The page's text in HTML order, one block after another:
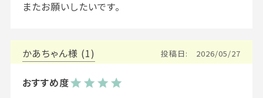
かあちゃん 1 投稿日 2026/05/27